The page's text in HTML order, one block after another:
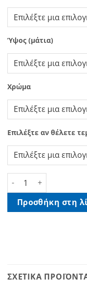
Ύψος (μάτια)
Χρώμα
Επιλέξτε αν θέλετε
Πολυμονόκλωνοι
Προσθήκη στη
ΣΧΕΤΙΚΆ